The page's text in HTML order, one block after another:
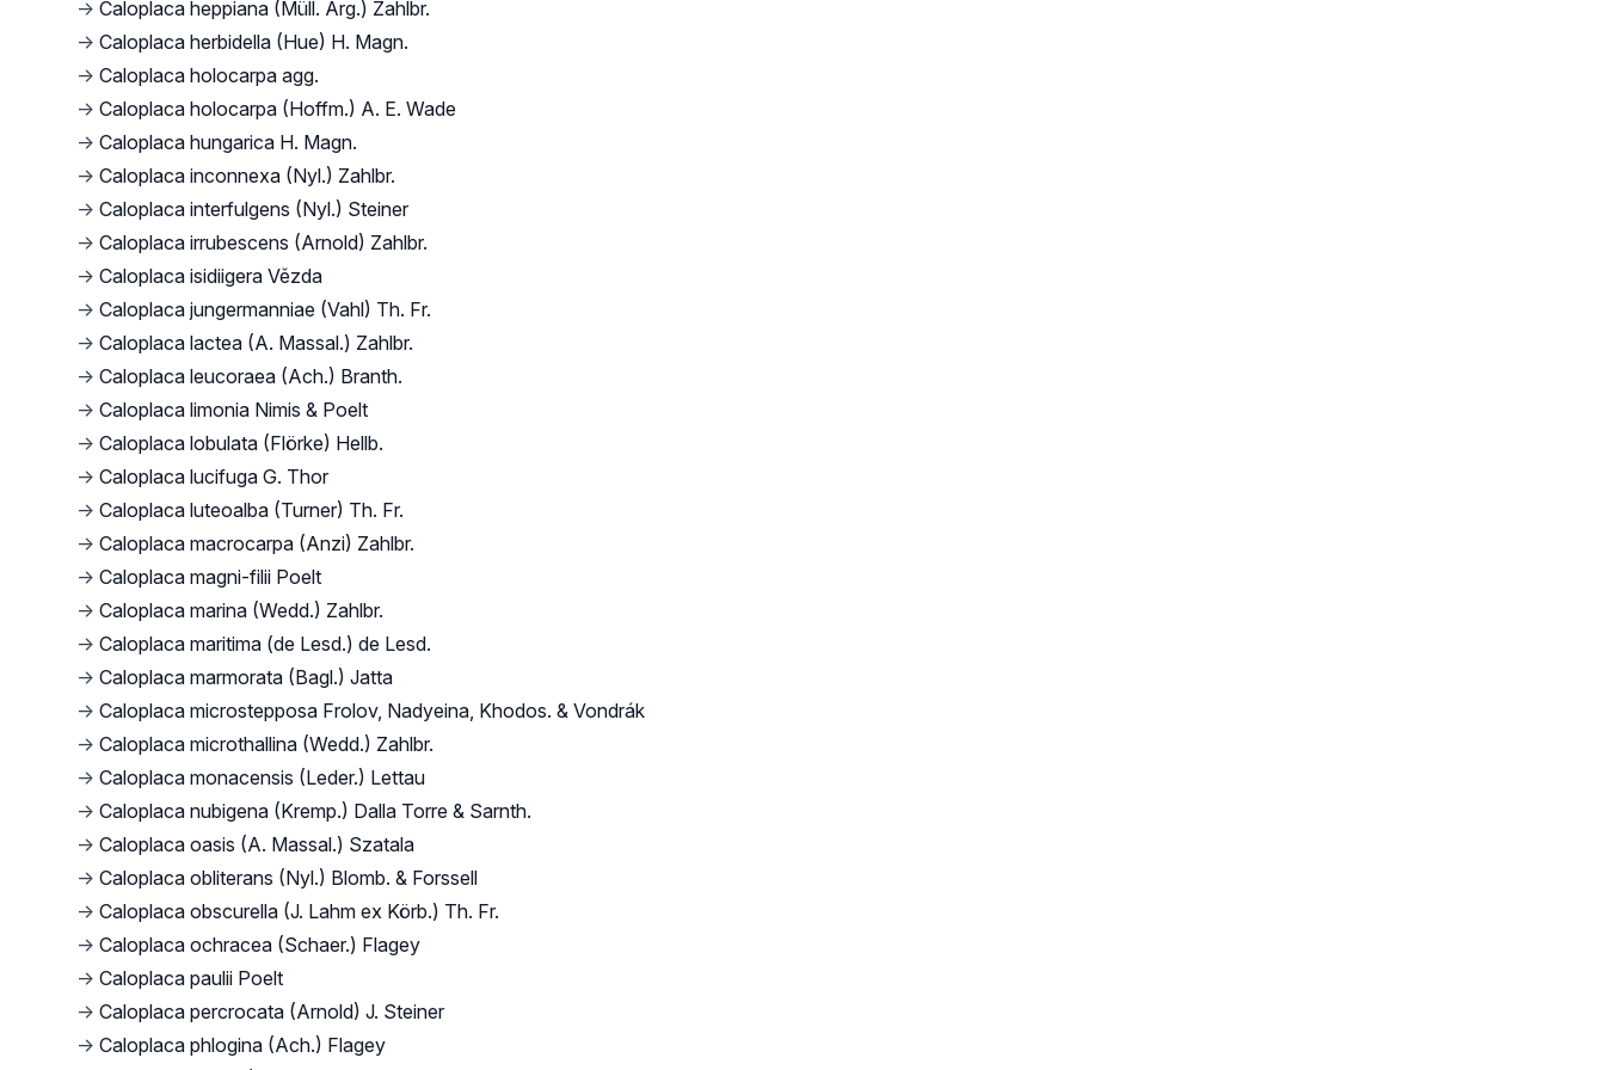
→ Caloplaca heppiana (Müll. Arg.) Zahlbr.
→ Caloplaca herbidella (Hue) H. Magn.
→ Caloplaca holocarpa agg.
→ Caloplaca holocarpa (Hoffm.) A. E. Wade
→ Caloplaca hungarica H. Magn.
→ Caloplaca inconnexa (Nyl.) Zahlbr.
→ Caloplaca interfulgens (Nyl.) Steiner
→ Caloplaca irrubescens (Arnold) Zahlbr.
→ Caloplaca isidiigera Vězda
→ Caloplaca jungermanniae (Vahl) Th. Fr.
→ Caloplaca lactea (A. Massal.) Zahlbr.
→ Caloplaca leucoraea (Ach.) Branth.
→ Caloplaca limonia Nimis & Poelt
→ Caloplaca lobulata (Flörke) Hellb.
→ Caloplaca lucifuga G. Thor
→ Caloplaca luteoalba (Turner) Th. Fr.
→ Caloplaca macrocarpa (Anzi) Zahlbr.
→ Caloplaca magni-filii Poelt
→ Caloplaca marina (Wedd.) Zahlbr.
→ Caloplaca maritima (de Lesd.) de Lesd.
→ Caloplaca marmorata (Bagl.) Jatta
→ Caloplaca microstepposa Frolov, Nadyeina, Khodos. & Vondrák
→ Caloplaca microthallina (Wedd.) Zahlbr.
→ Caloplaca monacensis (Leder.) Lettau
→ Caloplaca nubigena (Kremp.) Dalla Torre & Sarnth.
→ Caloplaca oasis (A. Massal.) Szatala
→ Caloplaca obliterans (Nyl.) Blomb. & Forssell
→ Caloplaca obscurella (J. Lahm ex Körb.) Th. Fr.
→ Caloplaca ochracea (Schaer.) Flagey
→ Caloplaca paulii Poelt
→ Caloplaca percrocata (Arnold) J. Steiner
→ Caloplaca phlogina (Ach.) Flagey